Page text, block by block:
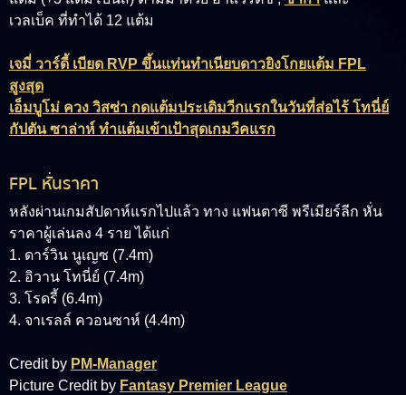
เวลเบ็ค ที่ทำได้ 12 แต้ม
เจมี่ วาร์ดี้ เบียด RVP ขึ้นแท่นทำเนียบดาวยิงโกยแต้ม FPL
สูงสุด
เอ็มบูโม่ ควง วิสซ่า กดแต้มประเดิมวีกแรกในวันที่ส่อไร้ โทนี่ย์
กัปตัน ซาล่าห์ ทำแต้มเข้าเป้าสุดเกมวีคแรก
FPL หั่นราคา
หลังผ่านเกมสัปดาห์แรกไปแล้ว ทาง แฟนตาซี พรีเมียร์ลีก หั่น
ราคาผู้เล่นลง 4 ราย ได้แก่
1. ดาร์วิน นูเญซ (7.4m)
2. อิวาน โทนี่ย์ (7.4m)
3. โรดรี้ (6.4m)
4. จาเรลล์ ควอนซาห์ (4.4m)
Credit by PM-Manager
Picture Credit by Fantasy Premier League